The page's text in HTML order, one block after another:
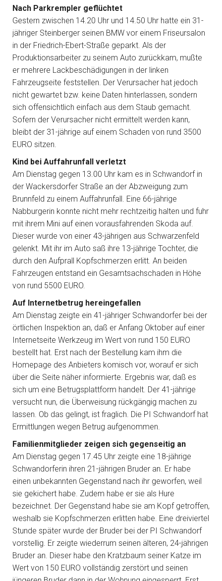
Nach Parkrempler geflüchtet
Gestern zwischen 14.20 Uhr und 14.50 Uhr hatte ein 31-
jähriger Steinberger seinen BMW vor einem Friseursalon
in der Friedrich-Ebert-Straße geparkt. Als der
Produktionsarbeiter zu seinem Auto zurückkam, mußte
er mehrere Lackbeschädigungen in der linken
Fahrzeugseite feststellen. Der Verursacher hat jedoch
nicht gewartet bzw. keine Daten hinterlassen, sondern
sich offensichtlich einfach aus dem Staub gemacht.
Sofern der Verursacher nicht ermittelt werden kann,
bleibt der 31-jährige auf einem Schaden von rund 3500
EURO sitzen.
Kind bei Auffahrunfall verletzt
Am Dienstag gegen 13.00 Uhr kam es in Schwandorf in
der Wackersdorfer Straße an der Abzweigung zum
Brunnfeld zu einem Auffahrunfall. Eine 66-jährige
Nabburgerin konnte nicht mehr rechtzeitig halten und fuhr
mit ihrem Mini auf einen vorausfahrenden Skoda auf.
Dieser wurde von einer 43-jährigen aus Schwarzenfeld
gelenkt. Mit ihr im Auto saß ihre 13-jährige Tochter, die
durch den Aufprall Kopfschmerzen erlitt. An beiden
Fahrzeugen entstand ein Gesamtsachschaden in Höhe
von rund 5500 EURO.
Auf Internetbetrug hereingefallen
Am Dienstag zeigte ein 41-jähriger Schwandorfer bei der
örtlichen Inspektion an, daß er Anfang Oktober auf einer
Internetseite Werkzeug im Wert von rund 150 EURO
bestellt hat. Erst nach der Bestellung kam ihm die
Homepage des Anbieters komisch vor, worauf er sich
über die Seite näher informierte. Ergebnis war, daß es
sich um eine Betrugsplattform handelt. Der 41-jährige
versucht nun, die Überweisung rückgängig machen zu
lassen. Ob das gelingt, ist fraglich. Die PI Schwandorf hat
Ermittlungen wegen Betrug aufgenommen.
Familienmitglieder zeigen sich gegenseitig an
Am Dienstag gegen 17.45 Uhr zeigte eine 18-jährige
Schwandorferin ihren 21-jährigen Bruder an. Er habe
einen unbekannten Gegenstand nach ihr geworfen, weil
sie gekichert habe. Zudem habe er sie als Hure
bezeichnet. Der Gegenstand habe sie am Kopf getroffen,
weshalb sie Kopfschmerzen erlitten habe. Eine dreiviertel
Stunde später wurde der Bruder bei der PI Schwandorf
vorstellig. Er zeigte wiederrum seinen älteren, 24-jährigen
Bruder an. Dieser habe den Kratzbaum seiner Katze im
Wert von 150 EURO vollständig zerstört und seinen